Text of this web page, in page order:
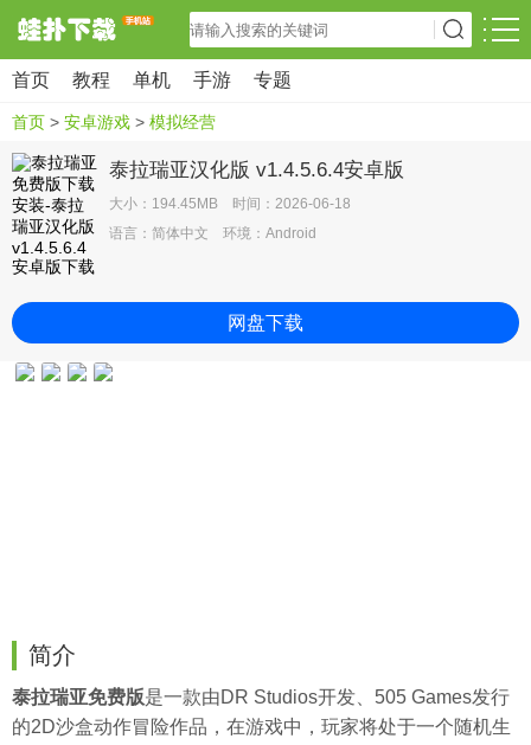
首页 教程 单机 手游 专题
首页 > 安卓游戏 > 模拟经营
泰拉瑞亚汉化版 v1.4.5.6.4安卓版
大小：194.45MB 时间：2026-06-18
语言：简体中文 环境：Android
网盘下载
简介
泰拉瑞亚免费版是一款由DR Studios开发、505 Games发行
的2D沙盒动作冒险作品，在游戏中，玩家将处于一个随机生